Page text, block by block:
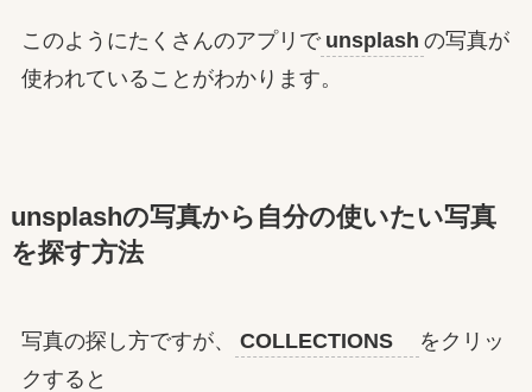
このようにたくさんのアプリで unsplash の写真が
使われていることがわかります。
unsplashの写真から自分の使いたい写真
を探す方法
写真の探し方ですが、 COLLECTIONS
をクリッ
クすると